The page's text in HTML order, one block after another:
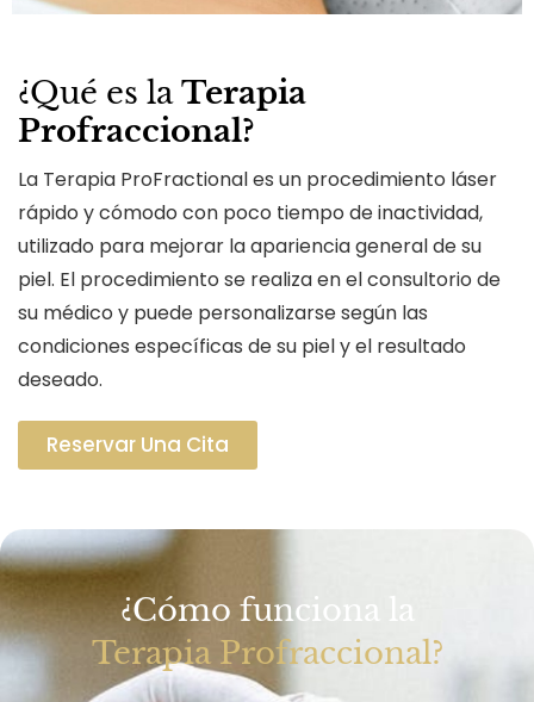
¿Qué es laTerapia
Profraccional?
La Terapia ProFractional es un procedimiento láser
rápido y cómodo con poco tiempo de inactividad,
utilizado para mejorar la apariencia general de su
piel. El procedimiento se realiza en el consultorio de
su médico y puede personalizarse según las
condiciones específicas de su piel y el resultado
deseado.
Reservar Una Cita
¿Cómo funciona la
Terapia Profraccional?